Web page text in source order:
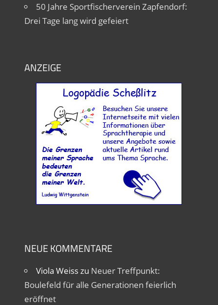
50 Jahre Sportfischerverein Zapfendorf:
Drei Tage lang wird gefeiert
ANZEIGE
NEUE KOMMENTARE
Viola Weisszu Neuer Treffpunkt:
Boulefeld für alle Generationen feierlich
eröffnet